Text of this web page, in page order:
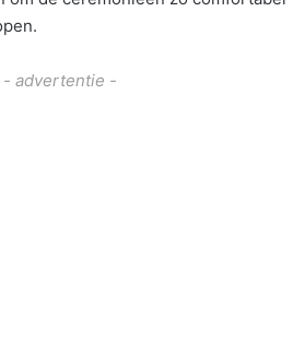
- advertentie -